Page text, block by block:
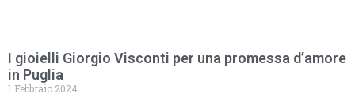
I gioielli Giorgio Visconti per una promessa d’amore
in Puglia
1 Febbraio 2024